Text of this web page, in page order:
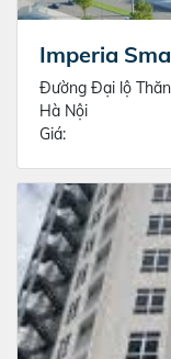
Imperia
Đường Đại lộ
Hà Nội
Giá: